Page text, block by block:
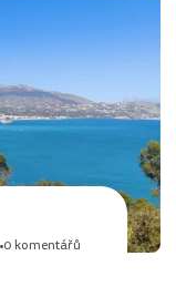
0 komentářů